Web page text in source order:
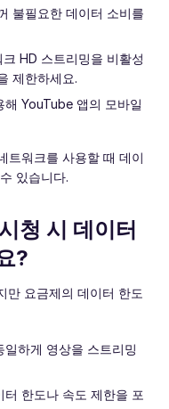
불필요한 데이터 소비를
HD 스트리밍을 비활성
제한하세요.
YouTube 앱의 모바일
트워크를 사용할 때 데이
있습니다.
청 시 데이터
?
만 요금제의 데이터 한도
하게 영상을 스트리밍
한도나 속도 제한을 포